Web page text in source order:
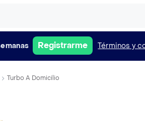
Registrarme Términos y
Turbo A Domicilio